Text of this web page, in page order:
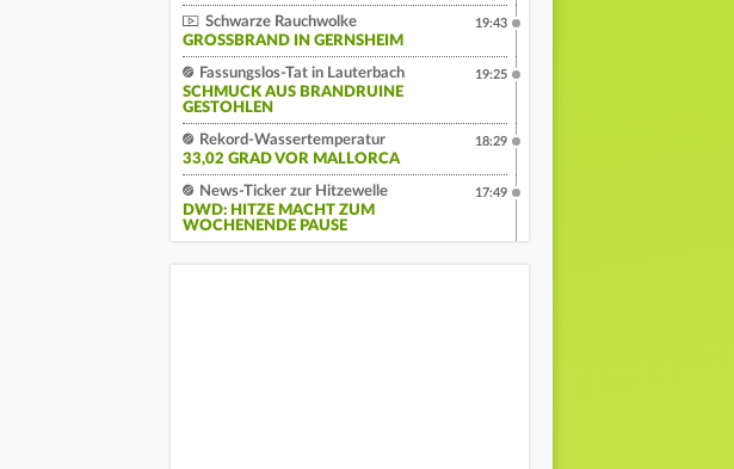
Schwarze Rauchwolke
GROSSBRAND IN GERNSHEIM
19:43
Fassungslos-Tat in Lauterbach
SCHMUCK AUS BRANDRUINE
GESTOHLEN
19:25
Rekord-Wassertemperatur
33,02 GRAD VOR MALLORCA
18:29
News-Ticker zur Hitzewelle
DWD: HITZE MACHT ZUM
WOCHENENDE PAUSE
17:49